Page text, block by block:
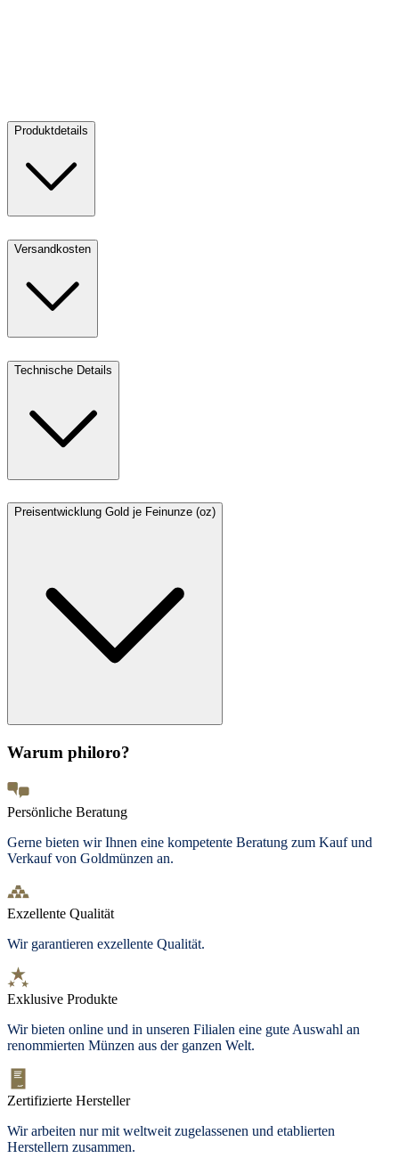
Produktdetails
Versandkosten
Technische Details
Preisentwicklung Gold je Feinunze (oz)
Warum philoro?
Persönliche Beratung
Gerne bieten wir Ihnen eine kompetente Beratung zum Kauf und
Verkauf von Goldmünzen an.
Exzellente Qualität
Wir garantieren exzellente Qualität.
Exklusive Produkte
Wir bieten online und in unseren Filialen eine gute Auswahl an
renommierten Münzen aus der ganzen Welt.
Zertifizierte Hersteller
Wir arbeiten nur mit weltweit zugelassenen und etablierten
Herstellern zusammen.